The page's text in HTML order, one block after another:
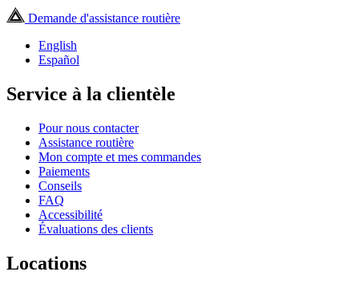
Demande d'assistance routière
English
Español
Service à la clientèle
Pour nous contacter
Assistance routière
Mon compte et mes commandes
Paiements
Conseils
FAQ
Accessibilité
Évaluations des clients
Locations